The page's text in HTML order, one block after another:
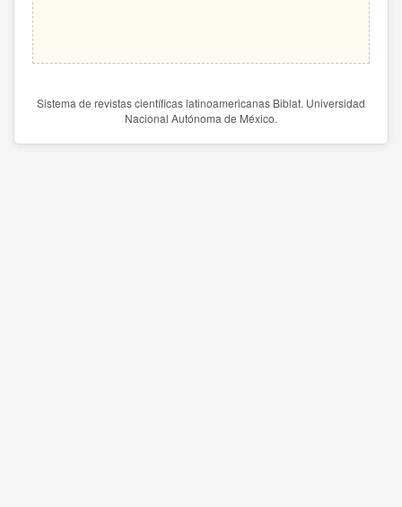
Sistema de revistas científicas latinoamericanas Biblat. Universidad
Nacional Autónoma de México.